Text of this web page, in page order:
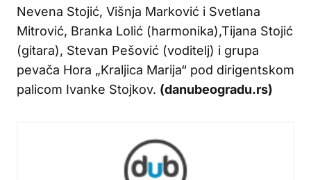
Nevena Stojić, Višnja Marković i Svetlana
Mitrović, Branka Lolić (harmonika),Tijana Stojić
(gitara), Stevan Pešović (voditelj) i grupa
pevača Hora „Kraljica Marija“ pod dirigentskom
palicom Ivanke Stojkov. (danubeogradu.rs)